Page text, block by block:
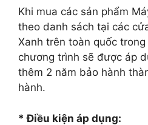
Khi mua các sản phẩm
theo danh sách tại các
Xanh trên toàn quốc
chương trình sẽ được áp
thêm 2 năm bảo hành
hành.
* Điều kiện áp dụng: